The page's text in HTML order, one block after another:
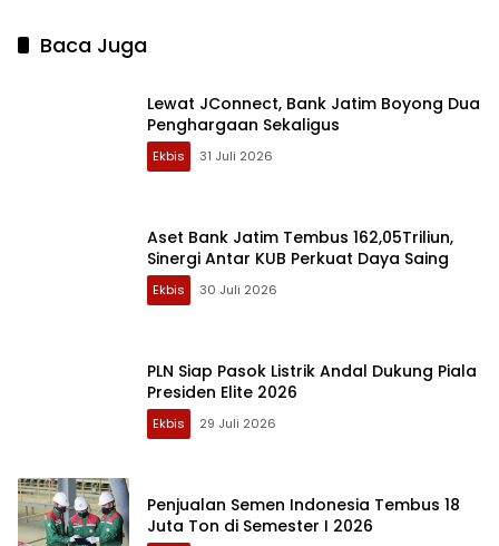
Baca Juga
Lewat JConnect, Bank Jatim Boyong Dua
Penghargaan Sekaligus
Ekbis 31 Juli 2026
Aset Bank Jatim Tembus 162,05Triliun,
Sinergi Antar KUB Perkuat Daya Saing
Ekbis 30 Juli 2026
PLN Siap Pasok Listrik Andal Dukung Piala
Presiden Elite 2026
Ekbis 29 Juli 2026
Penjualan Semen Indonesia Tembus 18
Juta Ton di Semester I 2026